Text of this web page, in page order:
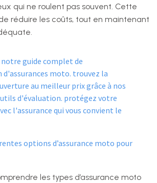
qui ne roulent pas souvent. Cette
réduire les coûts, tout en maintenant
options d’assurance moto pour
les types d’assurance moto